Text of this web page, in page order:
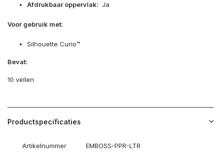
Afdrukbaar oppervlak: Ja
Voor gebruik met:
Silhouette Curio™
Bevat:
10 vellen
Productspecificaties
Artikelnummer EMBOSS-PPR-LTR